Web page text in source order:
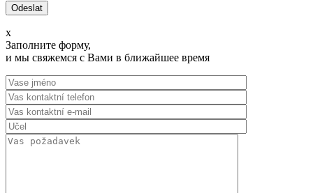
x
Заполните форму,
и мы свяжемся с Вами в ближайшее время